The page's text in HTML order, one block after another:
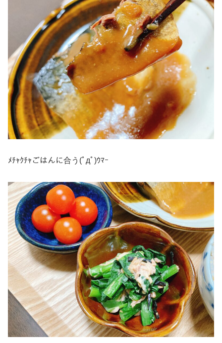
ﾒﾁｬｸﾁｬごはんに合う(ﾟдﾟ)ｳﾏｰ